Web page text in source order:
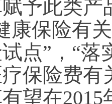
予此类产
康保险有
点”，“
保险费有
望在